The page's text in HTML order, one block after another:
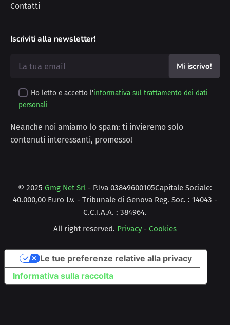
Contatti
Iscriviti alla newsletter!
Ho letto e accetto l'informativa sul trattamento dei dati
personali
Neanche noi amiamo lo spam: ti invieremo solo
contenuti interessanti, promesso!
© 2025 Gmg Net Srl - P.Iva 03849600105Capitale Sociale:
40.000,00 Euro I.v. - Tribunale di Genova Reg. Soc. : 14043 -
C.C.I.A.A. : 384964.
All right reserved. Privacy- Cookies
Informativa sulla raccolta
Le tue preferenze relative alla privacy